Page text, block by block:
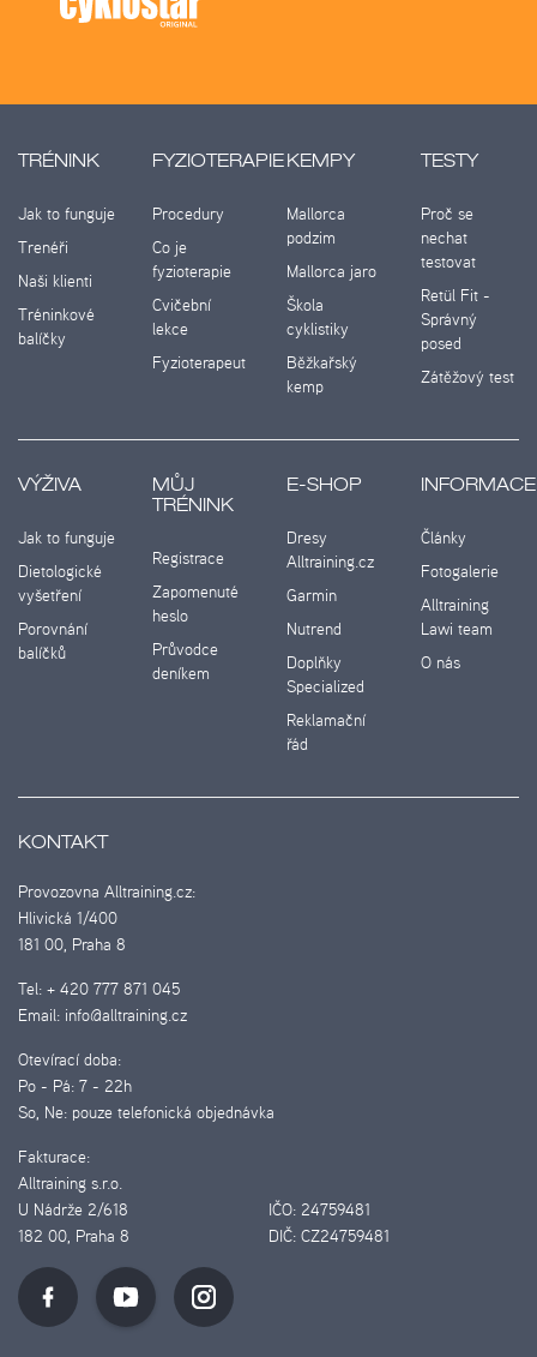
TRÉNINK
Jak to funguje
Trenéři
Naši klienti
Tréninkové
balíčky
FYZIOTERAPIE
Procedury
Co je
fyzioterapie
Cvičební
lekce
Fyzioterapeut
KEMPY
Mallorca
podzim
Mallorca jaro
Škola
cyklistiky
Běžkařský
kemp
TESTY
Proč se
nechat
testovat
Retül Fit -
Správný
posed
Zátěžový test
VÝŽIVA
Jak to funguje
Dietologické
vyšetření
Porovnání
balíčků
MŮJ
TRÉNINK
Registrace
Zapomenuté
heslo
Průvodce
deníkem
E-SHOP
Dresy
Alltraining.cz
Garmin
Nutrend
Doplňky
Specialized
Reklamační
řád
INFORMACE
Články
Fotogalerie
Alltraining
Lawi team
O nás
KONTAKT
Provozovna Alltraining.cz:
Hlivická 1/400
181 00, Praha 8
Tel: + 420 777 871 045
Email: info@alltraining.cz
Otevírací doba:
Po - Pá: 7 - 22h
So, Ne: pouze telefonická objednávka
Fakturace:
Alltraining s.r.o.
U Nádrže 2/618
IČO: 24759481
182 00, Praha 8
DIČ: CZ24759481